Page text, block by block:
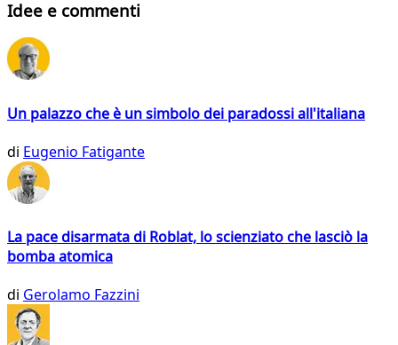
Idee e commenti
Un palazzo che è un simbolo dei paradossi all'italiana
di Eugenio Fatigante
La pace disarmata di Roblat, lo scienziato che lasciò la
bomba atomica
di Gerolamo Fazzini